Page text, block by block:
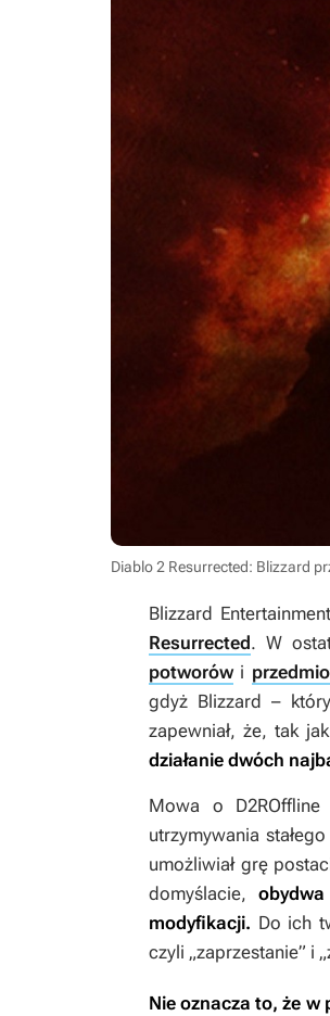
Diablo 2 Resurrected: Blizzard
Blizzard
Resurrected. W
potworówi
gdyż Blizzard – który
zapewniał, że, tak
działanie dwóch
Mowa o D2ROffline
utrzymywania
umożliwiał grę
domyślacie,
modyfikacji. Do ich
czyli „zaprzestanie” i
Nie oznacza to, że w